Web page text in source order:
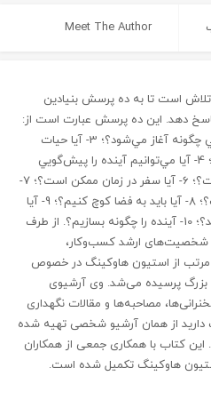
Meet The Author
است تا به ده پرسش بنيادين
دهد. اين ده پرسش عبارت است از:
1- آيا خدايي هست؟؛ 2- جهان هستي چگونه آغاز مي‌شود؟؛ 3- آيا حيات
هوشمند ديگري در جهان وجود دارد؟؛ 4- آيا مي‌توانيم آينده را پيش‌گويي
كنيم؟؛ 5- درون هر سياه‌چاله چيست؟؛ 6- آيا سفر در زمان ممكن است؟؛ 7-
آيا ما روي زمين نجات خواهيم يافت؟؛ 8- آيا بايد به فضا كوچ كنيم؟؛ 9- آيا
هوش مصنوعي بر ما چيره خواهد شد؟؛ 10- آينده را چگونه بسازيم؟. از طرف
شخصیت‌های ارشد کسب‌و‌کار،
از استیون هاوکینگ در خصوص
بزرگ پرسیده می‌شد. وی آرشیوی
مصاحبه‌ها و مقالات نگهداری
از همان آرشیو شخصی تهیه شده
کتاب با همکاری جمعی از همکاران
هاوکینگ تکمیل شده است.